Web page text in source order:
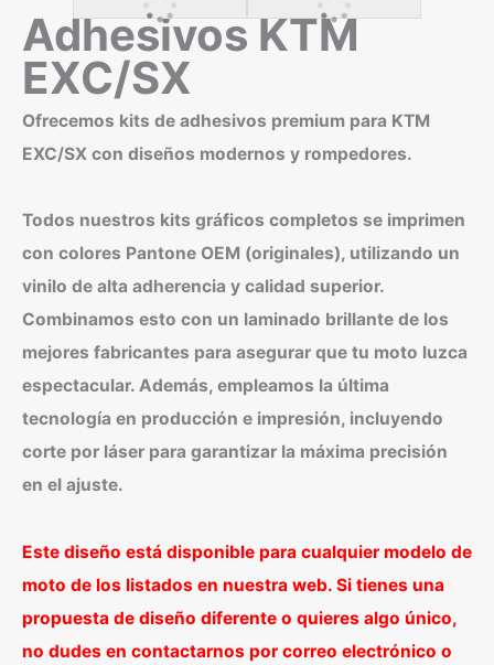
Adhesivos KTM
EXC/SX
Ofrecemos kits de adhesivos premium para KTM
EXC/SX con diseños modernos y rompedores.
Todos nuestros kits gráficos completos se imprimen
con colores Pantone OEM (originales), utilizando un
vinilo de alta adherencia y calidad superior.
Combinamos esto con un laminado brillante de los
mejores fabricantes para asegurar que tu moto luzca
espectacular. Además, empleamos la última
tecnología en producción e impresión, incluyendo
corte por láser para garantizar la máxima precisión
en el ajuste.
Este diseño está disponible para cualquier modelo de
moto de los listados en nuestra web. Si tienes una
propuesta de diseño diferente o quieres algo único,
no dudes en contactarnos por correo electrónico o